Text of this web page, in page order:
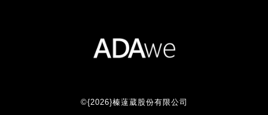
©{2026}榛薘葳股份有限公司